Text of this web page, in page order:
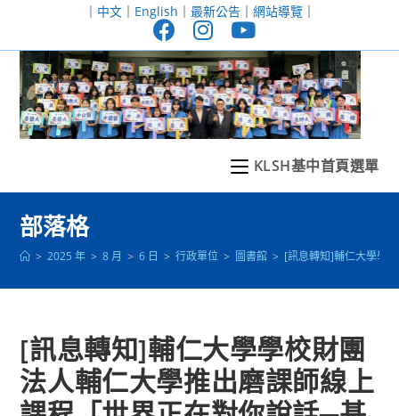
至
｜ 中文｜ English ｜ 最新公告｜ 網站導覽｜
KLSH基中首頁選單
部落格
> 2025 年 > 8 月 > 6 日 > 行政單位 > 圖書館 > [訊息轉知]輔仁大學學
[訊息轉知]輔仁大學學校財團
法人輔仁大學推出磨課師線上